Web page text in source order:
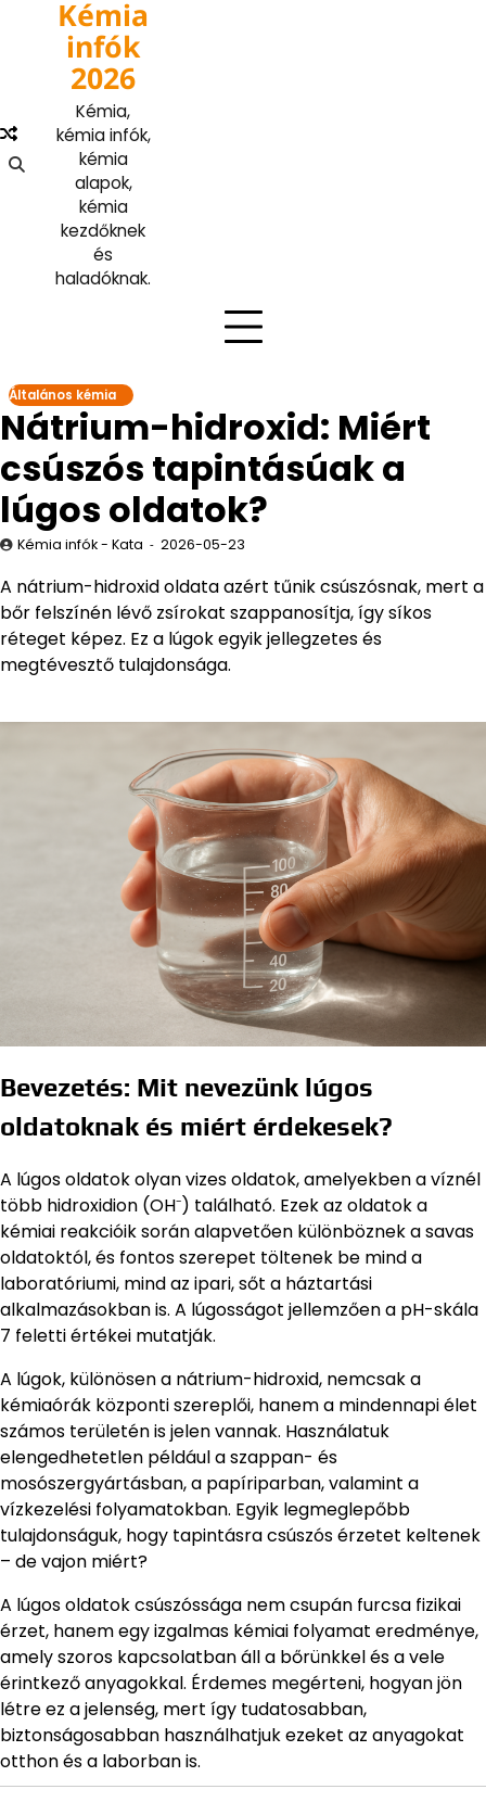
Kémia
infók
2026
Kémia,
kémia infók,
kémia
alapok,
kémia
kezdőknek
és
haladóknak.
Általános kémia
Nátrium-hidroxid: Miért
csúszós tapintásúak a
lúgos oldatok?
Kémia infók - Kata 2026-05-23
A nátrium-hidroxid oldata azért tűnik csúszósnak, mert a
bőr felszínén lévő zsírokat szappanosítja, így síkos
réteget képez. Ez a lúgok egyik jellegzetes és
megtévesztő tulajdonsága.
Bevezetés: Mit nevezünk lúgos
oldatoknak és miért érdekesek?
A lúgos oldatok olyan vizes oldatok, amelyekben a víznél
több hidroxidion (OH⁻) található. Ezek az oldatok a
kémiai reakcióik során alapvetően különböznek a savas
oldatoktól, és fontos szerepet töltenek be mind a
laboratóriumi, mind az ipari, sőt a háztartási
alkalmazásokban is. A lúgosságot jellemzően a pH-skála
7 feletti értékei mutatják.
A lúgok, különösen a nátrium-hidroxid, nemcsak a
kémiaórák központi szereplői, hanem a mindennapi élet
számos területén is jelen vannak. Használatuk
elengedhetetlen például a szappan- és
mosószergyártásban, a papíriparban, valamint a
vízkezelési folyamatokban. Egyik legmeglepőbb
tulajdonságuk, hogy tapintásra csúszós érzetet keltenek
– de vajon miért?
A lúgos oldatok csúszóssága nem csupán furcsa fizikai
érzet, hanem egy izgalmas kémiai folyamat eredménye,
amely szoros kapcsolatban áll a bőrünkkel és a vele
érintkező anyagokkal. Érdemes megérteni, hogyan jön
létre ez a jelenség, mert így tudatosabban,
biztonságosabban használhatjuk ezeket az anyagokat
otthon és a laborban is.